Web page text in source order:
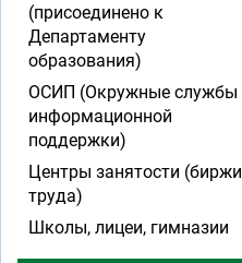
(присоединено к
Департаменту
образования)
ОСИП (Окружные службы
информационной
поддержки)
Центры занятости (биржи
труда)
Школы, лицеи, гимназии